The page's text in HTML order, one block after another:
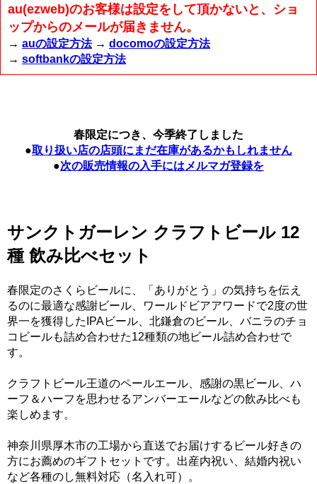
au(ezweb)のお客様は設定をして頂かないと、ショ
ップからのメールが届きません。
→ auの設定方法 → docomoの設定方法
→ softbankの設定方法
春限定につき、今季終了しました
●取り扱い店の店頭にまだ在庫があるかもしれません
●次の販売情報の入手にはメルマガ登録を
サンクトガーレン クラフトビール 12
種 飲み比べセット
春限定のさくらビールに、「ありがとう」の気持ちを伝え
るのに最適な感謝ビール、ワールドビアアワードで2度の世
界一を獲得したIPAビール、北鎌倉のビール、バニラのチョ
コビールも詰め合わせた12種類の地ビール詰め合わせで
す。
クラフトビール王道のペールエール、感謝の黒ビール、ハ
ーフ＆ハーフを思わせるアンバーエールなどの飲み比べも
楽しめます。
神奈川県厚木市の工場から直送でお届けするビール好きの
方にお薦めのギフトセットです。出産内祝い、結婚内祝い
など各種のし無料対応（名入れ可）。